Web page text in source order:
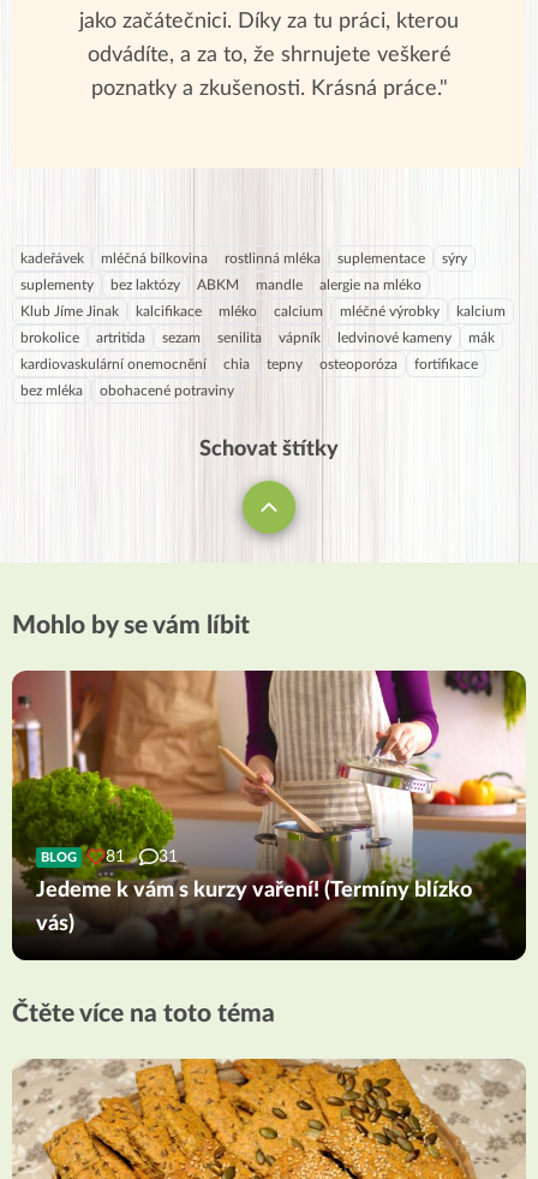
jako začátečnici. Díky za tu práci, kterou
odvádíte, a za to, že shrnujete veškeré
poznatky a zkušenosti. Krásná práce."
kadeřávek mléčná bílkovina rostlinná mléka suplementace
sýry
suplementy
bez laktózy ABKM mandle
alergie na mléko
Klub Jíme Jinak
kalcifikace mléko calcium mléčné výrobky
kalcium
brokolice
artritida sezam senilita vápník ledvinové kameny
mák
kardiovaskulární onemocnění
chia tepny osteoporóza
fortifikace
bez mléka
obohacené potraviny
Schovat štítky
Mohlo by se vám líbit
BLOG 81 31
Jedeme k vám s kurzy vaření! (Termíny blízko
vás)
Čtěte více na toto téma